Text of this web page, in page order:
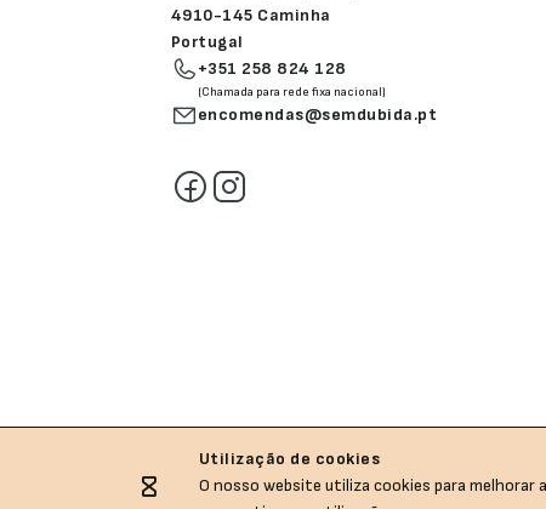
4910-145 Caminha
Portugal
+351 258 824 128
(Chamada para rede fixa nacional)
encomendas@semdubida.pt
Sem.Dubida © All rights reserved.
Utilização de cookies
O nosso website utiliza cookies para